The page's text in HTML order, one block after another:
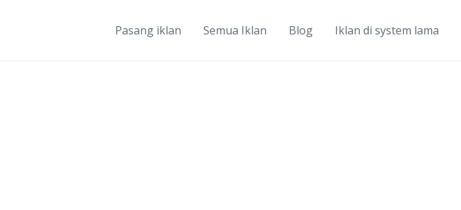
Pasang iklan Semua Iklan Blog Iklan di system lama